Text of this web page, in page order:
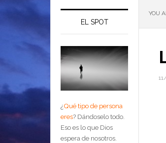
YOU
EL SPOT
¿Qué tipo de persona
eres? Dándoselo todo.
Eso es lo que Dios
espera de nosotros.